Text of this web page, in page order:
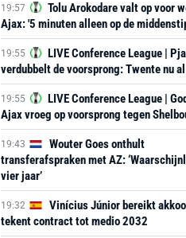
19:57
Tolu Arokodare valt op voor
Ajax: '5 minuten alleen op de
19:55
LIVE Conference League |
verdubbelt de voorsprong: Twente nu
19:55
LIVE Conference League |
Ajax vroeg op voorsprong tegen
19:43
Wouter Goes onthult
transferafspraken met AZ:
vier jaar’
19:32
Vinícius Júnior bereikt
tekent contract tot medio 2032